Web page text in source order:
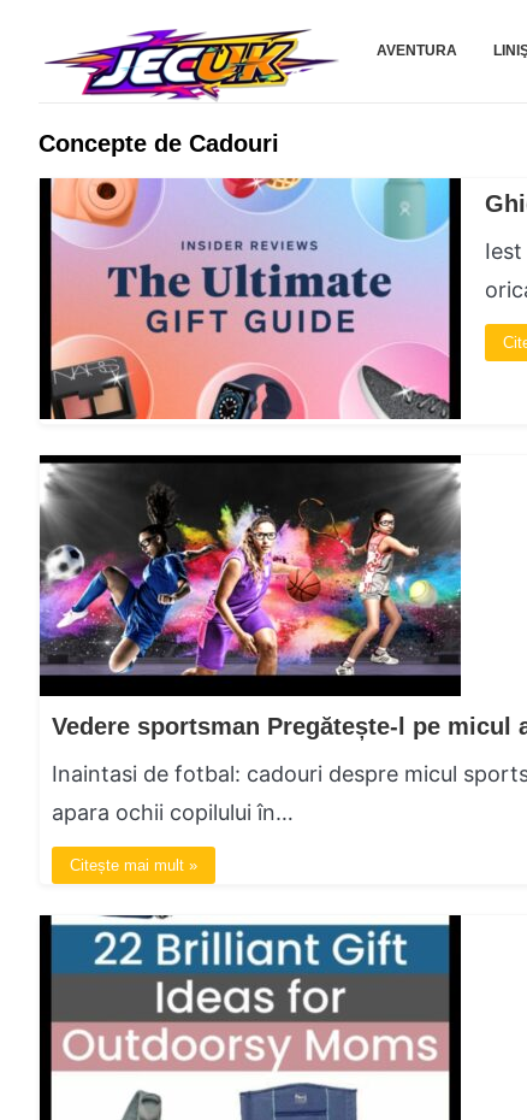
Jecuk.com
AVENTURA
Concepte de Cadouri
Inaintasi de fotbal: cadouri despre micul
apara ochii copilului în…
Citește mai mult »